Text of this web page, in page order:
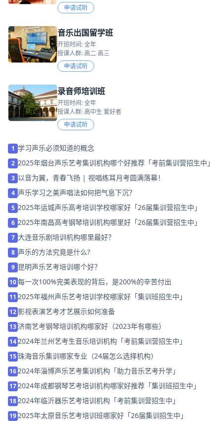
申请试听
音乐出国留学班
开班时间: 全年
授课人群: 高二 高三
申请试听
录音师培训班
开班时间: 全年
授课人群: 高中生 爱好者
申请试听
1 学习声乐必须知道的概念
2 2025年烟台声乐艺考集训机构哪个好推荐「考前集训营招生中」
3 以音为翼，青春飞扬 | 视唱练耳月考圆满落幕！
4 声乐学习之美声唱法如何把气息下沉？
5 2025年运城声乐高考培训学校哪家好「26届集训营招生中」
6 2025年南昌高考钢琴培训机构哪里好「26届集训营招生中」
7 大连音乐剧培训机构哪里最好？
8 声乐的方法究竟是什么?
9 昆明声乐艺考培训哪个好？
10每一次100%完美表现的背后，是200%的辛苦付出
11 2025年福州声乐艺考培训学校哪家好「集训班招生中」
12 影视表演艺考才艺展示如何准备
13 济南艺考钢琴培训机构哪家好（2023年有哪些）
142024年兰州艺考生音乐培训机构「考前集训营招生中」
15珠海音乐集训哪家专业（24届怎么选择机构）
162024年淄博声乐艺考集训机构「助力音乐艺考升学」
172024年成都钢琴艺考培训机构哪家好推荐「集训班招生中」
182024年临沂器乐艺考培训机构「考前集训营招生中」
192025年太原音乐艺考培训班哪家好「26届集训招生中」